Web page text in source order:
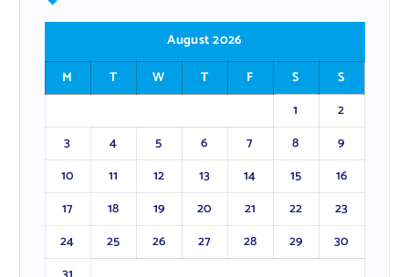
August 2026
M
T W T F S
S
1
2
3
4 5 6 7 8
9
10
11 12 13 14 15
16
17
18 19 20 21 22
23
24
25 26 27 28 29
30